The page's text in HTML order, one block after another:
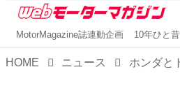
MotorMagazine誌連動企画 10年ひと昔
HOME ニュース